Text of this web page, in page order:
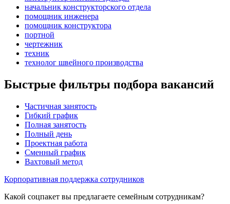
начальник конструкторского отдела
помощник инженера
помощник конструктора
портной
чертежник
техник
технолог швейного производства
Быстрые фильтры подбора вакансий
Частичная занятость
Гибкий график
Полная занятость
Полный день
Проектная работа
Сменный график
Вахтовый метод
Корпоративная поддержка сотрудников
Какой соцпакет вы предлагаете семейным сотрудникам?